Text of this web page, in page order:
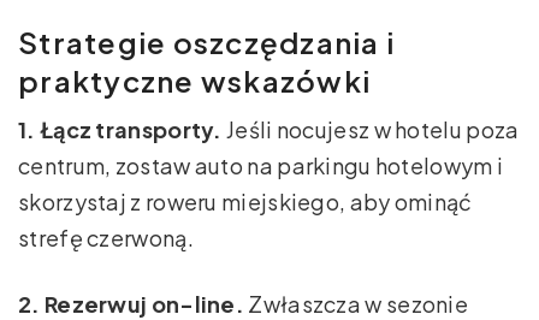
Strategie oszczędzania i
praktyczne wskazówki
1. Łącz transporty. Jeśli nocujesz w hotelu poza
centrum, zostaw auto na parkingu hotelowym i
skorzystaj z roweru miejskiego, aby ominąć
strefę czerwoną.
2. Rezerwuj on-line. Zwłaszcza w sezonie